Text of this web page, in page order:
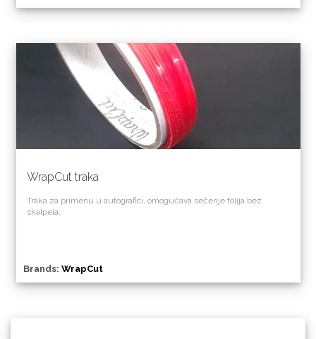
WrapCut traka
Traka za primenu u autografici, omogućava sečenje folija bez
skalpela.
Brands: WrapCut